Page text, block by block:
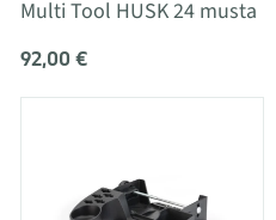
Multi Tool HUSK 24 musta
92,00 €